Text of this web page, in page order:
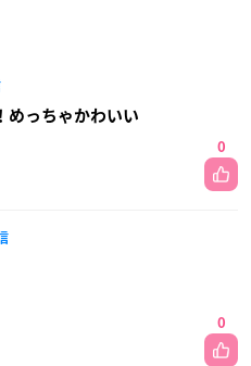
めっちゃかわいい
0
0